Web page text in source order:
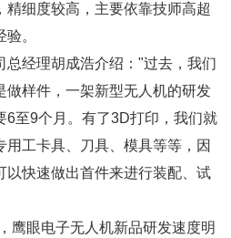
细度较高，主要依靠技师高超
。
经理胡成浩介绍："过去，我们
做样件，一架新型无人机的研发
6至9个月。有了3D打印，我们就
工卡具、刀具、模具等等，因
以快速做出首件来进行装配、试
眼电子无人机新品研发速度明